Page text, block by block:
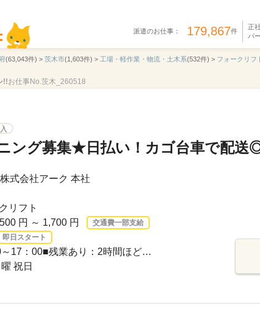
派遣のお仕事： 179,867件
正
パ
(63,043件) > 茨木市(1,603件) > 工場・軽作業・物流・土木系(532件) > フォークリフ
!!お仕事No.茨木_260518
ング募集★日払い！カゴ台車で配送
式会社アーク 本社
リフト
円 ～ 1,700 円
交通費一部支給
即日スタート
17：00■残業あり：2時間ほど…
祝日